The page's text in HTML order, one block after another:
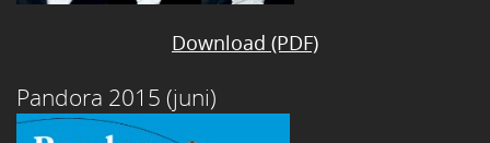
Download (PDF)
Pandora 2015 (juni)